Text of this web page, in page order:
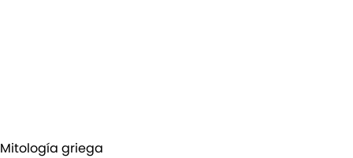
Mitología griega